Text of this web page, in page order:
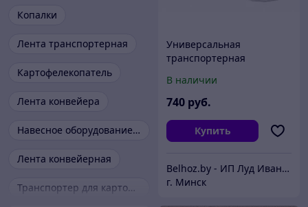
Копалки
Лента транспортерная
Картофелекопатель
Лента конвейера
Навесное оборудование для минитрактора
Лента конвейерная
Транспортер для картофелекопалки
Универсальная
транспортерная
В наличии
740 руб.
Купить
Belhoz.by - ИП Луд Иван Григорьевич.
г. Минск